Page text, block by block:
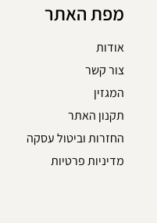
מפת האתר
אודות
צור קשר
המגזין
תקנון האתר
החזרות וביטול עסקה
מדיניות פרטיות